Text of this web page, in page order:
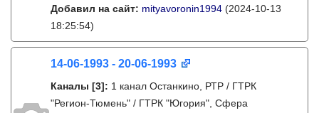
Добавил на сайт: mityavoronin1994 (2024-10-13
18:25:54)
14-06-1993 - 20-06-1993
Каналы [3]: 1 канал Останкино, РТР / ГТРК
"Регион-Тюмень" / ГТРК "Югория", Сфера